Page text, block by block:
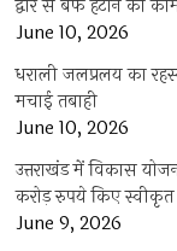
द्वार से बर्फ हटाने का
June 10, 2026
धराली जलप्रलय का
मचाई तबाही
June 10, 2026
उत्तराखंड में विकास
करोड़ रुपये किए स्वीकृत
June 9, 2026